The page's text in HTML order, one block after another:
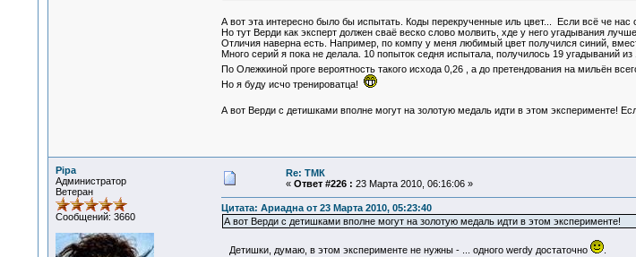
А вот эта интересно было бы испытать. Коды перекрученные иль цвет... Если всё че
Но тут Верди как эксперт должен сваё веско слово молвить, хде у него угадывания
Отличия наверна есть. Например, по компу у меня любимый цвет получился синий,
Много серий я пока не делала. 10 попыток седня испытала, получилось 19 угадываний из
По Олежкиной проге вероятность такого исхода 0,26 , а до претендования на мильён
Но я буду исчо тренироватца!
А вот Верди с детишками вполне могут на золотую медаль идти в этом эксперименте!
Pipa
Администратор
Ветеран
Сообщений: 3660
Re: ТМК
« Ответ #226 : 23 Марта 2010, 06:16:06 »
Цитата: Ариадна от 23 Марта 2010, 05:23:40
А вот Верди с детишками вполне могут на золотую медаль идти в этом эксперименте!
Детишки, думаю, в этом эксперименте не нужны - ... одного werdy достаточно .